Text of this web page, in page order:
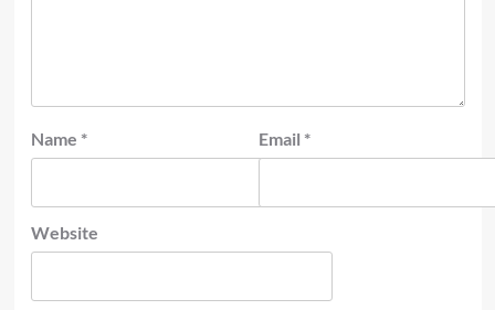
Name * Email *
Website